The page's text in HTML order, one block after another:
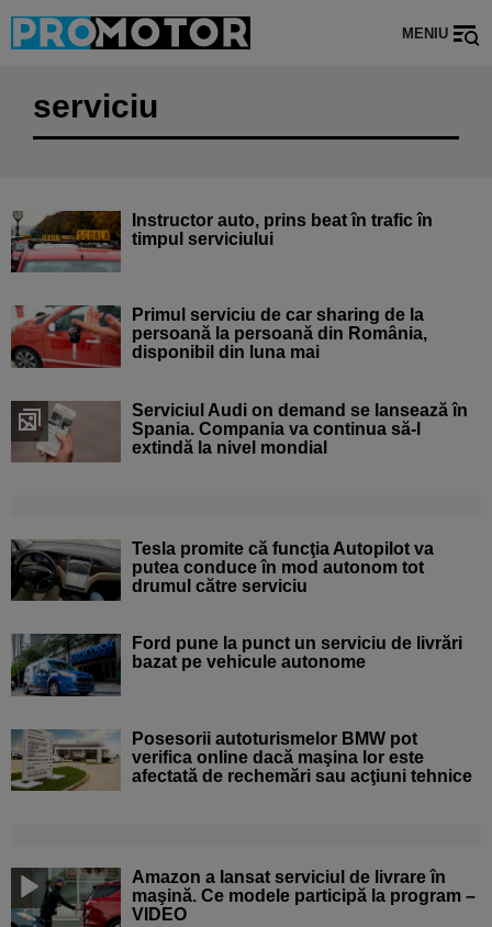
MENIU
serviciu
Instructor auto, prins beat în trafic în
timpul serviciului
Primul serviciu de car sharing de la
persoană la persoană din România,
disponibil din luna mai
Serviciul Audi on demand se lansează în
Spania. Compania va continua să-l
extindă la nivel mondial
Tesla promite că funcţia Autopilot va
putea conduce în mod autonom tot
drumul către serviciu
Ford pune la punct un serviciu de livrări
bazat pe vehicule autonome
Posesorii autoturismelor BMW pot
verifica online dacă maşina lor este
afectată de rechemări sau acţiuni tehnice
Amazon a lansat serviciul de livrare în
maşină. Ce modele participă la program –
VIDEO